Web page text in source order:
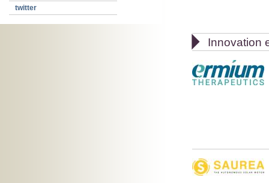
twitter
 Innovation